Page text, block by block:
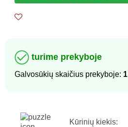
turime prekyboje
Galvosūkių skaičius prekyboje: 1
Kūrinių kiekis: